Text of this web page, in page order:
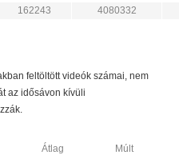
162243 4080332
feltöltött videók számai, nem
az idősávon kívüli
Átlag
Múlt